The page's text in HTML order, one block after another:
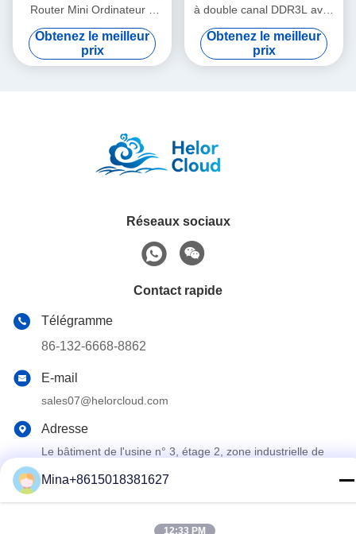
Router Mini Ordinateur à
double canal DDR3L avec
console
Obtenez le meilleur
prix
à double canal DDR3L avec
6 RJ45 LAN MSATA et
console RJ45
Obtenez le meilleur
prix
Réseaux sociaux
Contact rapide
Télégramme
86-132-6668-8862
E-mail
sales07@helorcloud.com
Adresse
Le bâtiment de l'usine n° 3, étage 2, zone industrielle de
Guangdong, Chine
Politique de confidentialité|
Mina+8615018381627
12:33 PM